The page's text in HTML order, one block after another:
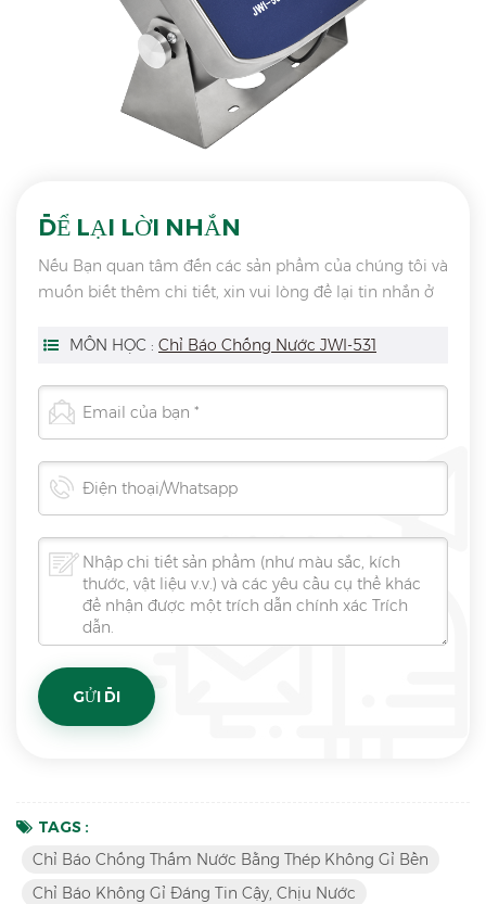
ĐỂ LẠI LỜI NHẮN
Nếu Bạn quan tâm đến các sản phẩm của chúng tôi và
muốn biết thêm chi tiết, xin vui lòng để lại tin nhắn ở
MÔN HỌC : Chỉ Báo Chống Nước JWI-531
TAGS :
Chỉ Báo Chống Thấm Nước Bằng Thép Không Gỉ Bền
Chỉ Báo Không Gỉ Đáng Tin Cậy, Chịu Nước